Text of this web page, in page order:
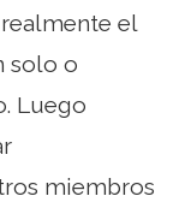
el
solo o
Luego
miembros